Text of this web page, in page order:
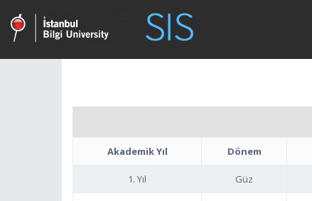
Akademik Yıl Dönem
1. Yıl Güz